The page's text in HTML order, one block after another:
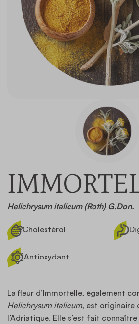
Contact
Helichrysum italicum (Roth) G.Don.
Cholestérol
Antioxydant
La fleur d’Immortelle, également
Helichrysum italicum, est originaire
l’Adriatique. Elle s’est fait